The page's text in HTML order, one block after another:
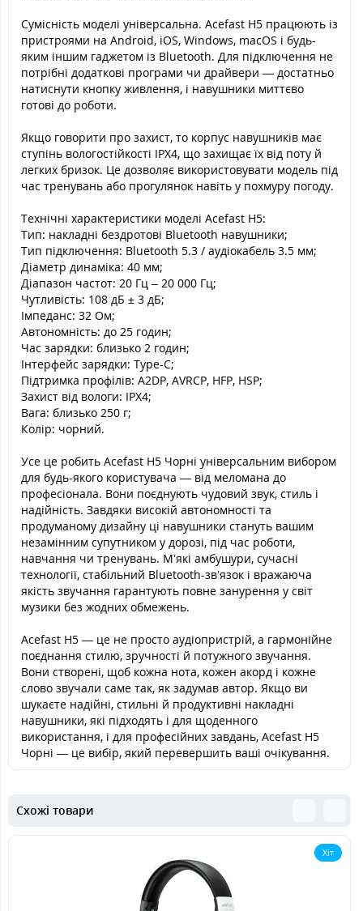
Сумісність моделі універсальна. Acefast H5 працюють із
пристроями на Android, iOS, Windows, macOS і будь-
яким іншим гаджетом із Bluetooth. Для підключення не
потрібні додаткові програми чи драйвери — достатньо
натиснути кнопку живлення, і навушники миттєво
готові до роботи.
Якщо говорити про захист, то корпус навушників має
ступінь вологостійкості IPX4, що захищає їх від поту й
легких бризок. Це дозволяє використовувати модель під
час тренувань або прогулянок навіть у похмуру погоду.
Технічні характеристики моделі Acefast H5:
Тип: накладні бездротові Bluetooth навушники;
Тип підключення: Bluetooth 5.3 / аудіокабель 3.5 мм;
Діаметр динаміка: 40 мм;
Діапазон частот: 20 Гц – 20 000 Гц;
Чутливість: 108 дБ ± 3 дБ;
Імпеданс: 32 Ом;
Автономність: до 25 годин;
Час зарядки: близько 2 годин;
Інтерфейс зарядки: Type-C;
Підтримка профілів: A2DP, AVRCP, HFP, HSP;
Захист від вологи: IPX4;
Вага: близько 250 г;
Колір: чорний.
Усе це робить Acefast H5 Чорні універсальним вибором
для будь-якого користувача — від меломана до
професіонала. Вони поєднують чудовий звук, стиль і
надійність. Завдяки високій автономності та
продуманому дизайну ці навушники стануть вашим
незамінним супутником у дорозі, під час роботи,
навчання чи тренувань. М’які амбушури, сучасні
технології, стабільний Bluetooth-зв’язок і вражаюча
якість звучання гарантують повне занурення у світ
музики без жодних обмежень.
Acefast H5 — це не просто аудіопристрій, а гармонійне
поєднання стилю, зручності й потужного звучання.
Вони створені, щоб кожна нота, кожен акорд і кожне
слово звучали саме так, як задумав автор. Якщо ви
шукаєте надійні, стильні й продуктивні накладні
навушники, які підходять і для щоденного
використання, і для професійних завдань, Acefast H5
Чорні — це вибір, який перевершить ваші очікування.
Схожі товари
Хіт